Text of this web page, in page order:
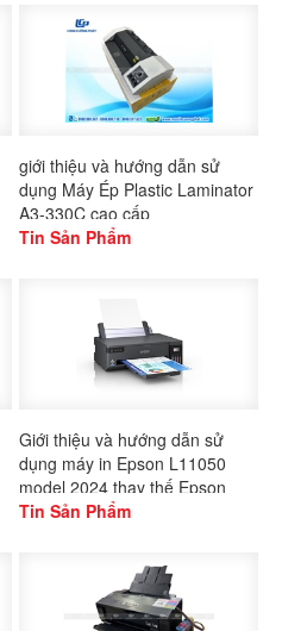
giới thiệu và hướng dẫn sử
dụng Máy Ép Plastic Laminator
A3-330C cao cấp
Tin Sản Phẩm
Giới thiệu và hướng dẫn sử
dụng máy in Epson L11050
model 2024 thay thế Epson
L1300
Tin Sản Phẩm